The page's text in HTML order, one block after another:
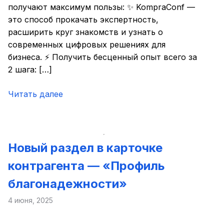
получают максимум пользы: ✨ KompraConf —
это способ прокачать экспертность,
расширить круг знакомств и узнать о
современных цифровых решениях для
бизнеса. ⚡ Получить бесценный опыт всего за
2 шага: […]
Читать далее
Новый раздел в карточке
контрагента — «Профиль
благонадежности»
4 июня, 2025